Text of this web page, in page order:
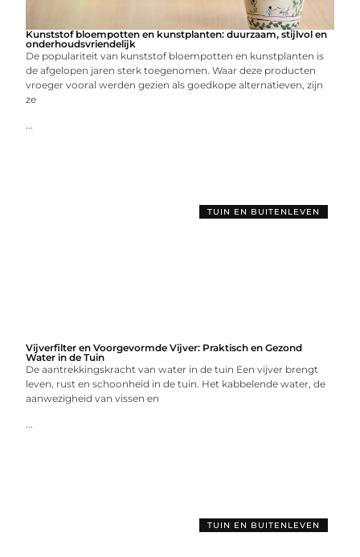
Kunststof bloempotten en kunstplanten: duurzaam, stijlvol en
onderhoudsvriendelijk
De populariteit van kunststof bloempotten en kunstplanten is
de afgelopen jaren sterk toegenomen. Waar deze producten
vroeger vooral werden gezien als goedkope alternatieven, zijn
ze
...
TUIN EN BUITENLEVEN
Vijverfilter en Voorgevormde Vijver: Praktisch en Gezond
Water in de Tuin
De aantrekkingskracht van water in de tuin Een vijver brengt
leven, rust en schoonheid in de tuin. Het kabbelende water, de
aanwezigheid van vissen en
...
TUIN EN BUITENLEVEN